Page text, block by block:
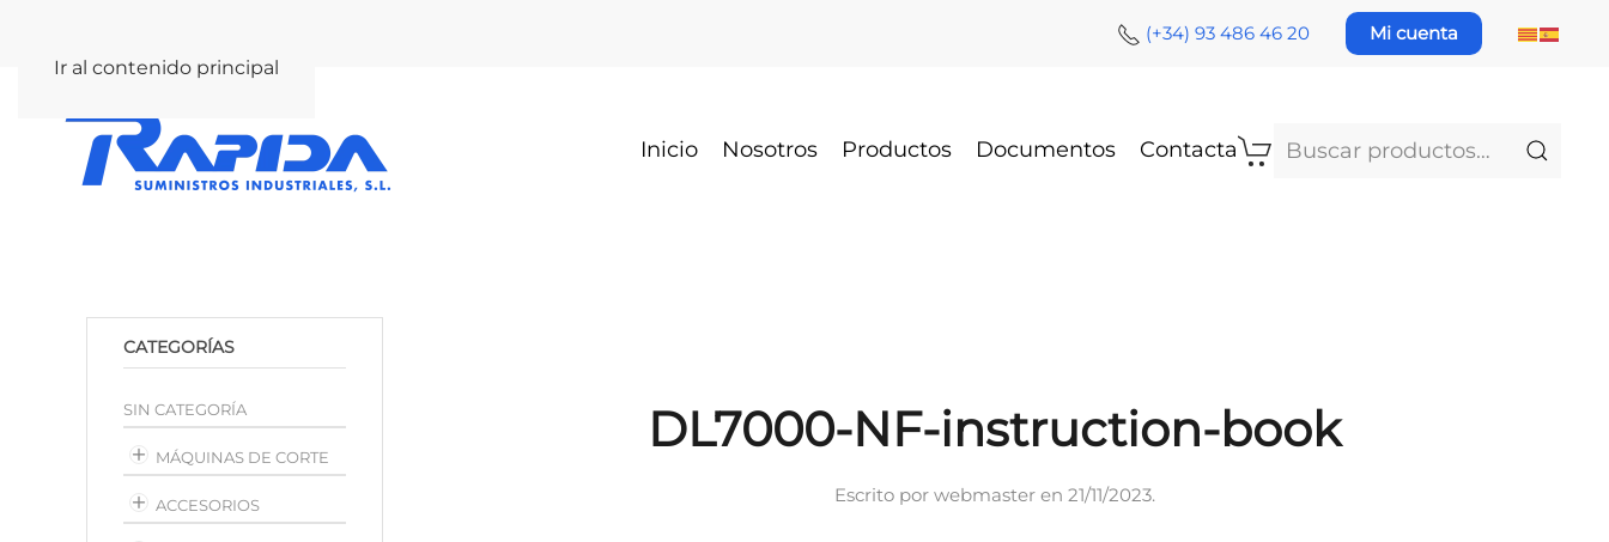
Ir al contenido principal
(+34) 93 486 46 20 Mi cuenta
Inicio Nosotros Productos Documentos Contacta
Buscar
DL7000-NF-instruction-book
Escrito por webmasteren 21/11/2023.
CATEGORÍAS
SIN CATEGORÍA
MÁQUINAS DE CORTE
ACCESORIOS